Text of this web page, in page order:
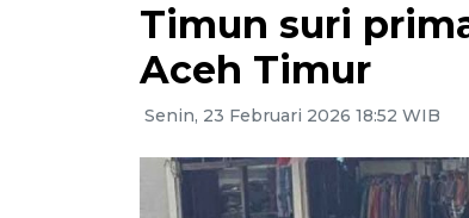
Timun suri
Aceh Timur
Senin, 23 Februari 2026 18:52 WIB